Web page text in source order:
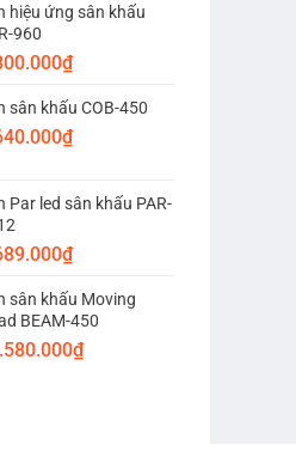
hiệu ứng sân khấu
960
₫
sân khấu COB-450
₫
Par led sân khấu PAR-
₫
sân khấu Moving
BEAM-450
₫